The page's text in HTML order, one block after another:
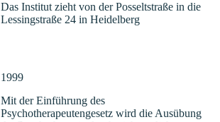
Das Institut zieht von der Posseltstraße in die
Lessingstraße 24 in Heidelberg
1999
Mit der Einführung des
Psychotherapeutengesetz wird die Ausübung